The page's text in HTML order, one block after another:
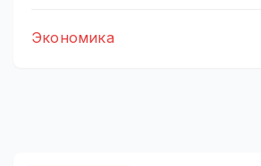
Экономика